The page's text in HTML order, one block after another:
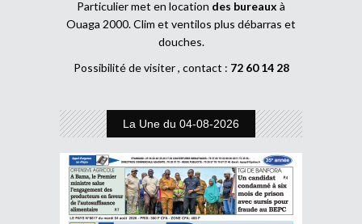
Particulier met en location des bureaux à
Ouaga 2000. Clim et ventilos plus débarras et
douches.
Possibilité de visiter , contact : 72 60 14 28
La Une du 04-08-2026